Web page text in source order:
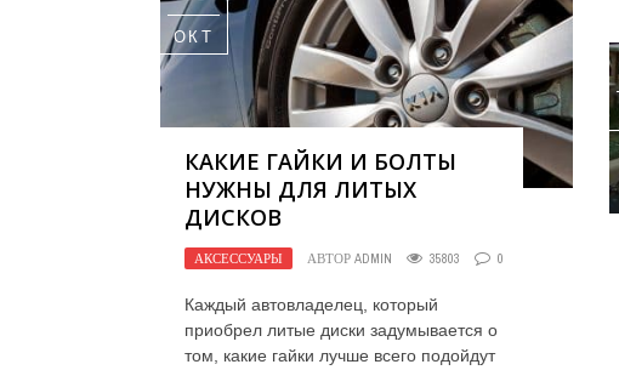
ОКТ
КАКИЕ ГАЙКИ И БОЛТЫ
НУЖНЫ ДЛЯ ЛИТЫХ
ДИСКОВ
АКСЕССУАРЫ АВТОР ADMIN 35803 0
Каждый автовладелец, который
приобрел литые диски задумывается о
том, какие гайки лучше всего подойдут